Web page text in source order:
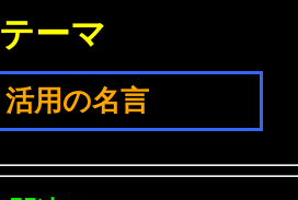
テーマ
活用の名言